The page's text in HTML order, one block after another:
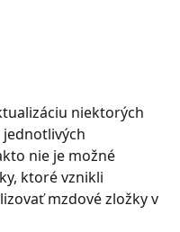
niektorých
nie je možné
ktoré vznikli
mzdové zložky v